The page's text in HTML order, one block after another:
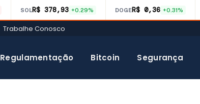
SOLR$ 378,93 +0.29% DOGER$ 0,36 +0.31%
Trabalhe Conosco
Regulamentação Bitcoin Segurança